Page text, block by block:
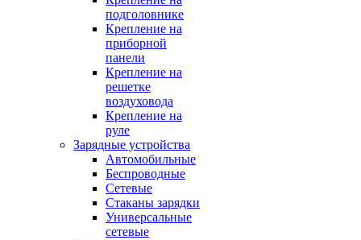
подголовнике
Крепление на
приборной
панели
Крепление на
решетке
воздуховода
Крепление на
руле
Зарядные устройства
Автомобильные
Беспроводные
Сетевые
Стаканы зарядки
Универсальные
сетевые